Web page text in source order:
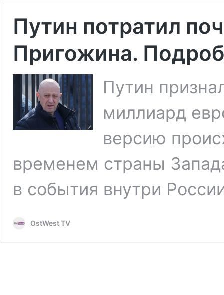
Путин потратил
Пригожина.
Путин
миллиард
версию
временем страны
в события внутри
OstWest TV